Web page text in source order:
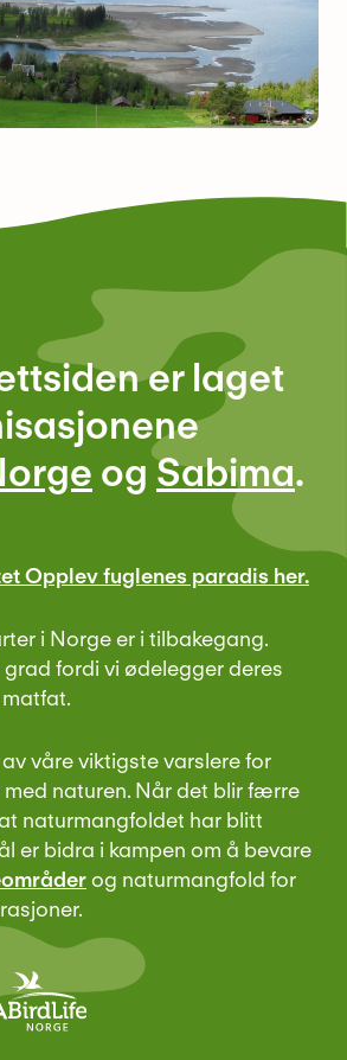
er laget
ogSabima.
Opplev fuglenes paradis her.
i Norge er i tilbakegang.
fordi vi ødelegger deres
våre viktigste varslere for
naturen. Når det blir færre
naturmangfoldet har blitt
er bidra i kampen om å bevare
og naturmangfold for